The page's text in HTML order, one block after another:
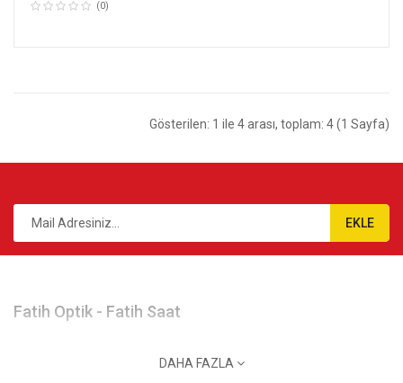
(0)
Gösterilen: 1 ile 4 arası, toplam: 4 (1 Sayfa)
EKLE
Fatih Optik - Fatih Saat
DAHA FAZLA